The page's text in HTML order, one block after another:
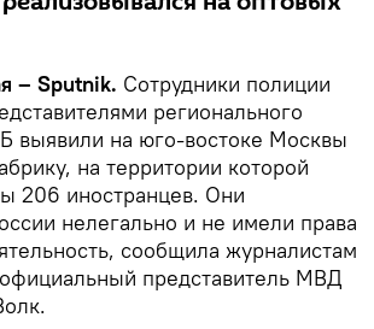
– Sputnik. Сотрудники полиции
регионального
выявили на юго-востоке Москвы
на территории которой
206 иностранцев. Они
нелегально и не имели права
сообщила журналистам
представитель МВД